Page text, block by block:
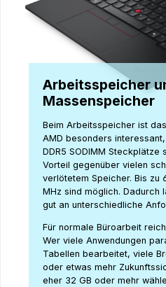
Arbeitsspeicher
Massenspeicher
Beim Arbeitsspeicher ist
AMD besonders
DDR5 SODIMM
Vorteil gegenüber vielen
verlötetem Speicher. Bis zu
MHz sind möglich. Dadurch
gut an unterschiedliche
Für normale Büroarbeit
Wer viele Anwendungen
Tabellen bearbeitet, viele
oder etwas mehr
eher 32 GB oder mehr